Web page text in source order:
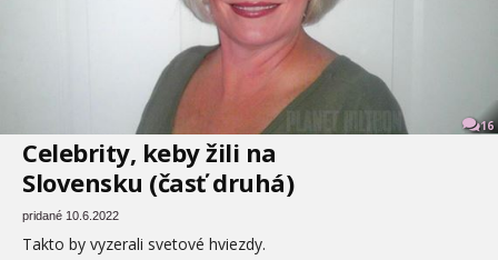
16
Celebrity, keby žili na
Slovensku (časť druhá)
pridané 10.6.2022
Takto by vyzerali svetové hviezdy.